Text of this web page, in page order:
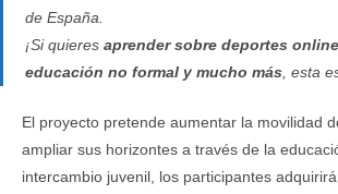
de España.
¡Si quieres aprender sobre deportes
educación no formal y mucho más , esta
El proyecto pretende aumentar la movilidad
ampliar sus horizontes a través de la
intercambio juvenil, los participantes